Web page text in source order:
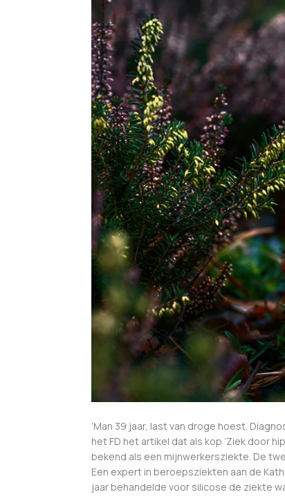
‘Man 39 jaar, last van droge hoest.
het FD het artikel dat als kop ‘Ziek door
bekend als een mijnwerkersziekte. De
Een expert in beroepsziekten aan de
jaar behandelde voor silicose de ziekte